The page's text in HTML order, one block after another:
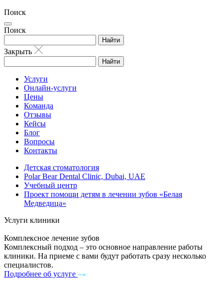
Поиск
Поиск
Найти
Закрыть
Найти
Услуги
Онлайн-услуги
Цены
Команда
Отзывы
Кейсы
Блог
Вопросы
Контакты
Детская стоматология
Polar Bear Dental Clinic, Dubai, UAE
Учебный центр
Проект помощи детям в лечении зубов «Белая
Медведица»
Услуги клиники
Комплексное лечение зубов
Комплексный подход – это основное направление работы
клиники. На приеме с вами будут работать сразу несколько
специалистов.
Подробнее об услуге